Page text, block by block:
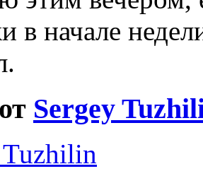
в начале
Sergey
Tuzhilin